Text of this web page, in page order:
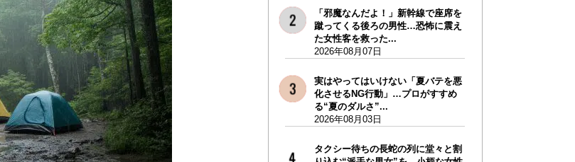
「邪魔なんだよ！」新幹線で座席を
蹴ってくる後ろの男性…恐怖に震え
た女性客を救った...
2026年08月07日
実はやってはいけない「夏バテを悪
化させるNG行動」…プロがすすめ
る“夏のダルさ”...
2026年08月03日
タクシー待ちの長蛇の列に堂々と割